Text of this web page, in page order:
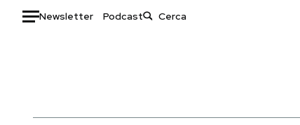
Newsletter Podcast
Italia
Moda